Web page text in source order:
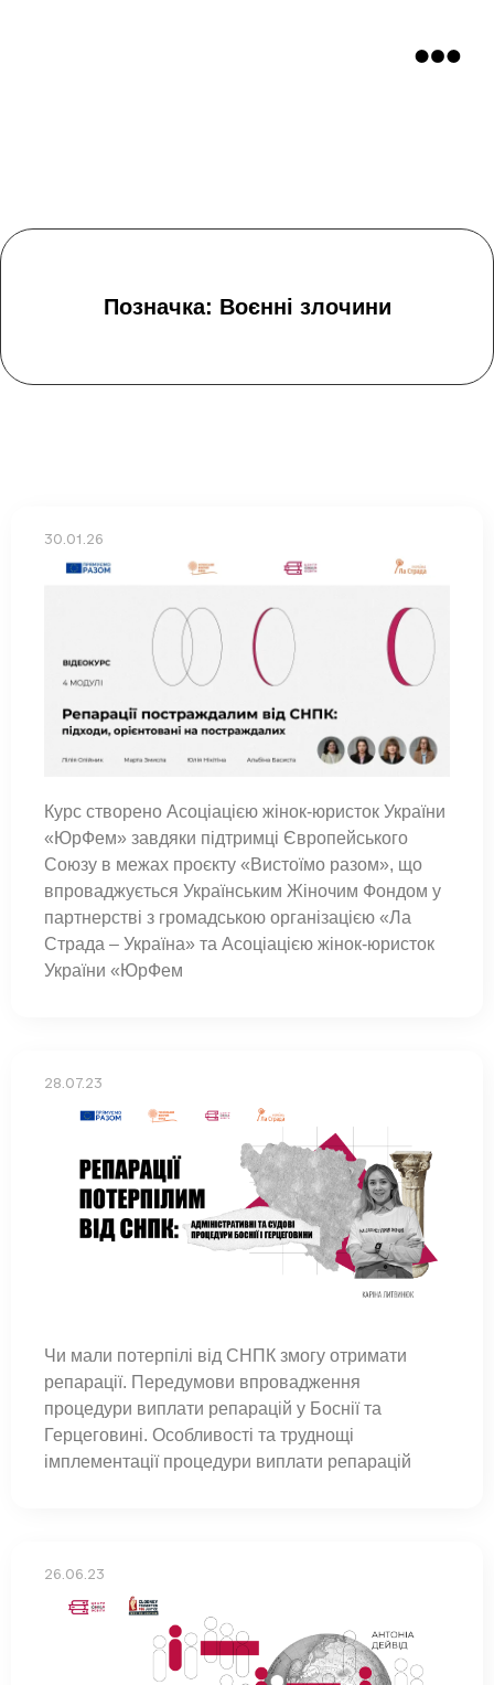
Позначка: Воєнні злочини
30.01.26
Курс створено Асоціацією жінок-юристок України
«ЮрФем» завдяки підтримці Європейського
Союзу в межах проєкту «Вистоїмо разом», що
впроваджується Українським Жіночим Фондом у
партнерстві з громадською організацією «Ла
Страда – Україна» та Асоціацією жінок-юристок
України «ЮрФем
28.07.23
Чи мали потерпілі від СНПК змогу отримати
репарації. Передумови впровадження
процедури виплати репарацій у Боснії та
Герцеговині. Особливості та труднощі
імплементації процедури виплати репарацій
26.06.23